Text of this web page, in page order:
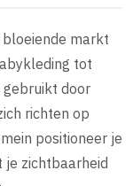
bloeiende markt
tot
gebruikt door
richten op
positioneer je
zichtbaarheid